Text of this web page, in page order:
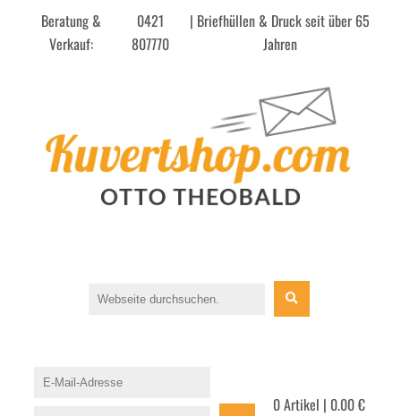
Beratung &
Verkauf:
0421
807770
| Briefhüllen & Druck seit über 65
Jahren
0 Artikel | 0.00 €